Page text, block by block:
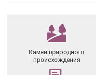
Камни природного
происхождения